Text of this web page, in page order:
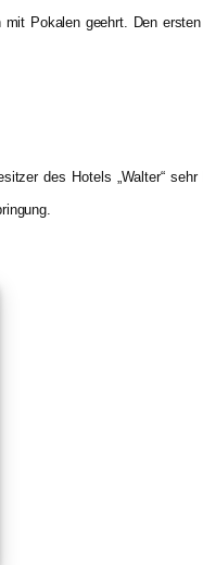
Pokalen geehrt. Den
des Hotels „Walter“